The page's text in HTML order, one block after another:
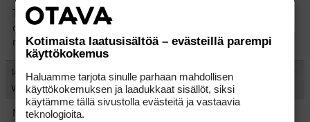
Toki saattaa tulla, ja on tullutki, eteen myös hinta. En osta
draiveria joka maksaa 5000 Fim. tai no, voisin ostaa jos ei olisi
rahasta kiinni
14.3.2002 23:37:00 #524988 VASTAA ILMOITA ASIATON VIESTI
Vakter
No noista kopioista sen verran että mä pelasin viime kauden
Kotimaista laatusisältöä – evästeillä parempi
käyttökokemus
Haluamme tarjota sinulle parhaan mahdollisen
käyttökokemuksen ja laadukkaat sisällöt, siksi
käytämme tällä sivustolla evästeitä ja vastaavia
teknologioita.